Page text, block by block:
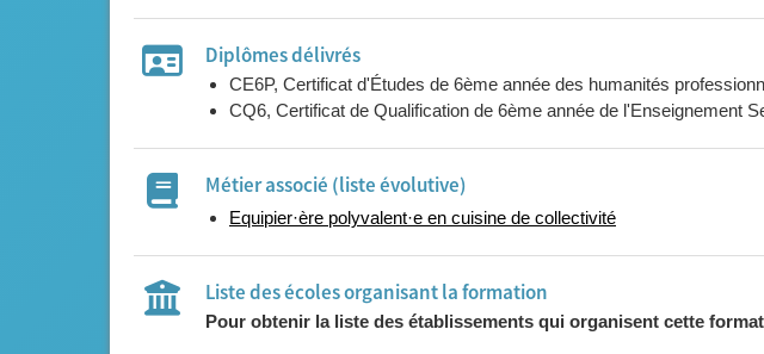
Diplômes délivrés
CE6P, Certificat d'Études de 6ème année des humanités
CQ6, Certificat de Qualification de 6ème année de l'Enseignement
Métier associé (liste évolutive)
Equipier·ère polyvalent·e en cuisine de collectivité
Liste des écoles organisant la formation
Pour obtenir la liste des établissements qui organisent cette